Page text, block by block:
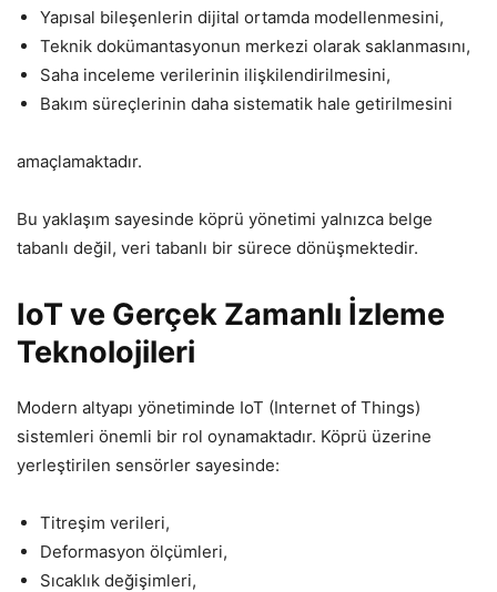
Yapısal bileşenlerin dijital ortamda modellenmesini,
Teknik dokümantasyonun merkezi olarak saklanmasını,
Saha inceleme verilerinin ilişkilendirilmesini,
Bakım süreçlerinin daha sistematik hale getirilmesini
amaçlamaktadır.
Bu yaklaşım sayesinde köprü yönetimi yalnızca belge
tabanlı değil, veri tabanlı bir sürece dönüşmektedir.
IoT ve Gerçek Zamanlı İzleme
Teknolojileri
Modern altyapı yönetiminde IoT (Internet of Things)
sistemleri önemli bir rol oynamaktadır. Köprü üzerine
yerleştirilen sensörler sayesinde:
Titreşim verileri,
Deformasyon ölçümleri,
Sıcaklık değişimleri,